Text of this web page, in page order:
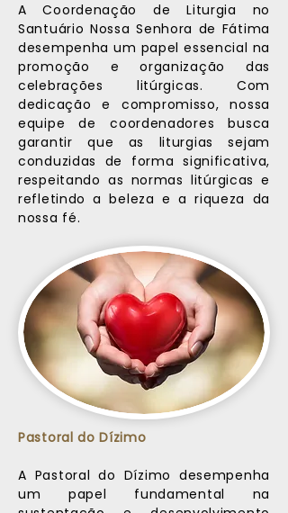
A Coordenação de Liturgia no
Santuário Nossa Senhora de Fátima
desempenha um papel essencial na
promoção e organização das
celebrações litúrgicas. Com
dedicação e compromisso, nossa
equipe de coordenadores busca
garantir que as liturgias sejam
conduzidas de forma significativa,
respeitando as normas litúrgicas e
refletindo a beleza e a riqueza da
nossa fé.
Pastoral do Dízimo
A Pastoral do Dízimo desempenha
um papel fundamental na